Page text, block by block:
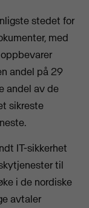
stedet for
med
andel på 29
andel av de
sikreste
IT-sikkerhet
til
i de nordiske
avtaler